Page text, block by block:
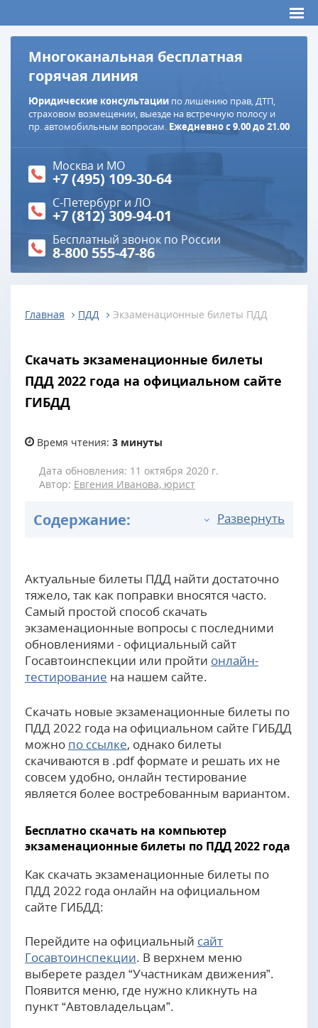
Многоканальная бесплатная
горячая линия
Юридические консультации по лишению прав, ДТП,
страховом возмещении, выезде на встречную полосу и
пр. автомобильным вопросам. Ежедневно с 9.00 до 21.00
Москва и МО
+7 (495) 109-30-64
С-Петербург и ЛО
+7 (812) 309-94-01
Бесплатный звонок по России
8-800 555-47-86
Главная ПДД Экзаменационные билеты ПДД
Скачать экзаменационные билеты
ПДД 2022 года на официальном сайте
ГИБДД
Время чтения: 3 минуты
Дата обновления: 11 октября 2020 г.
Автор: Евгения Иванова, юрист
Содержание: Развернуть
Актуальные билеты ПДД найти достаточно
тяжело, так как поправки вносятся часто.
Самый простой способ скачать
экзаменационные вопросы с последними
обновлениями - официальный сайт
Госавтоинспекции или пройти онлайн-
тестирование на нашем сайте.
Cкачать новые экзаменационные билеты по
ПДД 2022 года на официальном сайте ГИБДД
можно по ссылке, однако билеты
скачиваются в .pdf формате и решать их не
совсем удобно, онлайн тестирование
является более востребованным вариантом.
Бесплатно скачать на компьютер
экзаменационные билеты по ПДД 2022 года
Как скачать экзаменационные билеты по
ПДД 2022 года онлайн на официальном
сайте ГИБДД:
Перейдите на официальный сайт
Госавтоинспекции. В верхнем меню
выберете раздел “Участникам движения”.
Появится меню, где нужно кликнуть на
пункт “Автовладельцам”.